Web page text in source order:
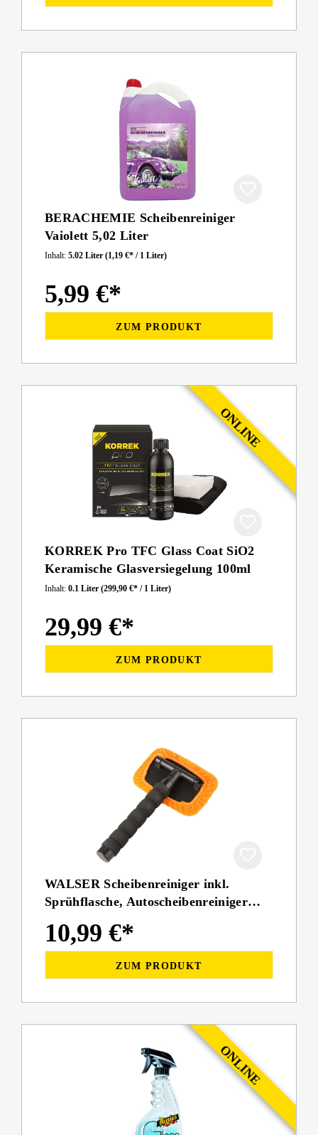
BERACHEMIE Scheibenreiniger
Vaiolett 5,02 Liter
Inhalt: 5.02 Liter (1,19 €* / 1 Liter)
5,99 €*
ZUM PRODUKT
KORREK Pro TFC Glass Coat SiO2
Keramische Glasversiegelung 100ml
Inhalt: 0.1 Liter (299,90 €* / 1 Liter)
29,99 €*
ZUM PRODUKT
WALSER Scheibenreiniger inkl.
Sprühflasche, Autoscheibenreiniger
10,99 €*
ZUM PRODUKT